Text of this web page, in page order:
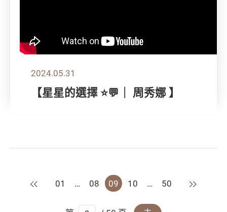
2024.05.31
【星星的選擇 ⭐💬｜ 周秀娜 】
上一頁
01 … 08 09 10 … 50 下一頁